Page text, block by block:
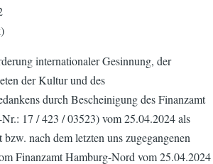
internationaler Gesinnung, der
der Kultur und des
durch Bescheinigung des Finanzamt
17 / 423 / 03523) vom 25.04.2024 als
nach dem letzten uns zugegangenen
Finanzamt Hamburg-Nord vom 25.04.2024